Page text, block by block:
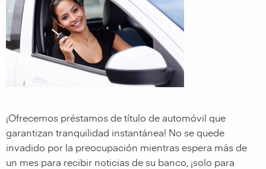
¡Ofrecemos préstamos de título de automóvil que
garantizan tranquilidad instantánea! No se quede
invadido por la preocupación mientras espera más de
un mes para recibir noticias de su banco, ¡solo para